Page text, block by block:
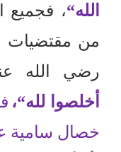
الله“، فجميع
من مقتضيات
رضي الله
أخلصوا لله“،
خصال سامية